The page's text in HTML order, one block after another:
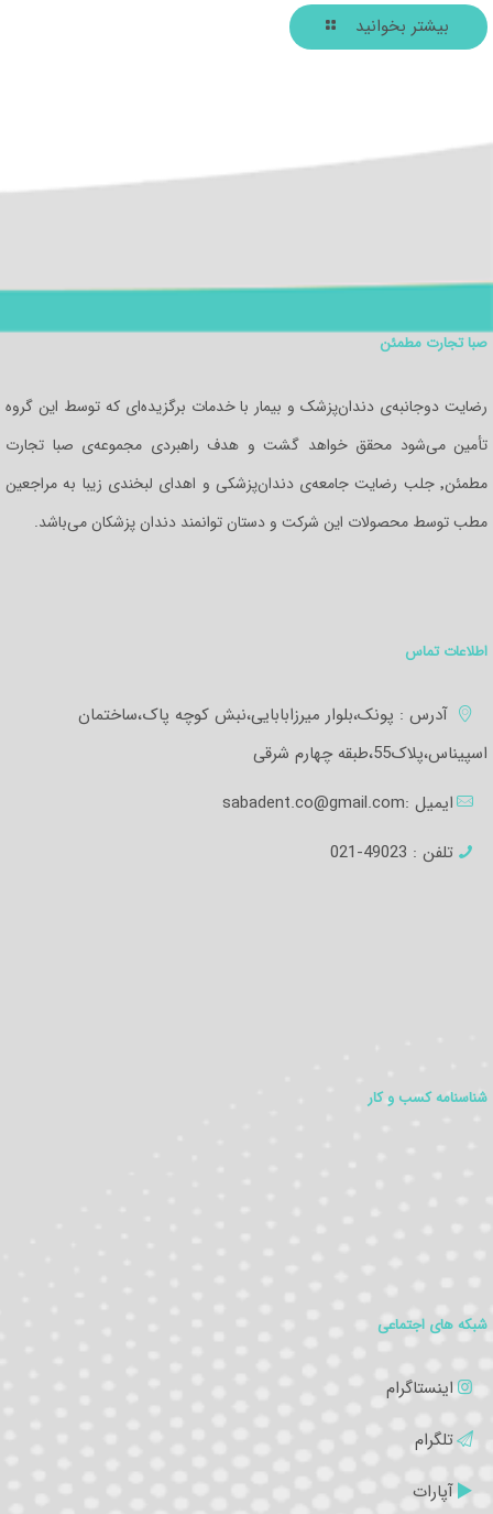
بیشتر بخوانید
صبا تجارت مطمئن
رضایت دوجانبه‌ی دندان‌پزشک و بیمار با خدمات برگزیده‌ای که توسط این گروه
تأمین می‌شود محقق خواهد گشت و هدف راهبردی مجموعه‌ی صبا تجارت
مطمئن٬ جلب رضایت جامعه‌ی دندان‌پزشکی و اهدای لبخندی زیبا به مراجعین
مطب توسط محصولات این شرکت و دستان توانمند دندان‌ پزشکان می‌باشد.
اطلاعات تماس
آدرس : پونک،بلوار میرزابابایی،نبش کوچه پاک،ساختمان
اسپیناس،پلاک55،طبقه چهارم شرقی
ایمیل :sabadent.co@gmail.com
تلفن : 49023-021
شناسنامه کسب و کار
شبکه های اجتماعی
اینستاگرام
تلگرام
آپارات